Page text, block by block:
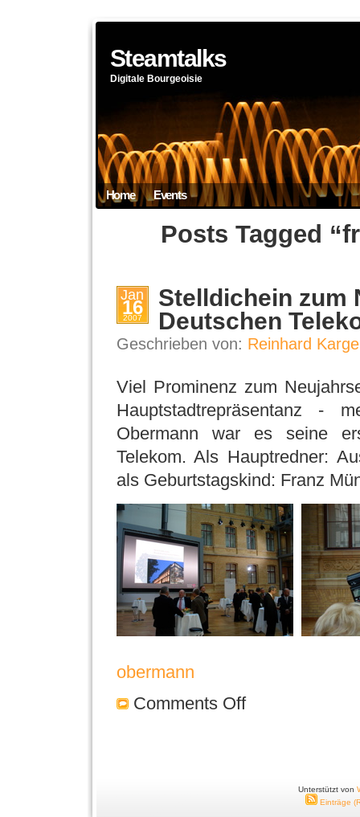
Steamtalks
Digitale Bourgeoisie
Home Events
Posts Tagged
Jan
16
2007
Stelldichein zum
Deutschen
Geschrieben von: Reinhard
Viel Prominenz zum
Hauptstadtrepräsentanz -
Obermann war es seine
Telekom. Als Hauptredner:
als Geburtstagskind: Franz
obermann
Comments Off
Unterstützt von
Einträge